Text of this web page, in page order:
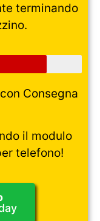
terminando
Consegna
il modulo
telefono!